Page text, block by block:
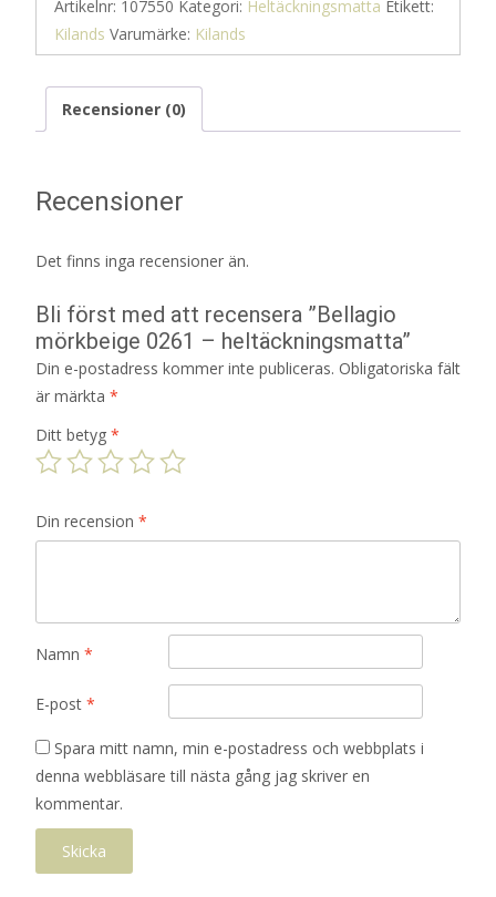
Artikelnr: 107550 Kategori: Heltäckningsmatta Etikett:
Kilands Varumärke: Kilands
Recensioner (0)
Recensioner
Det finns inga recensioner än.
Bli först med att recensera ”Bellagio
mörkbeige 0261 – heltäckningsmatta”
Din e-postadress kommer inte publiceras. Obligatoriska fält
är märkta *
Ditt betyg *
Din recension *
Namn *
E-post *
Spara mitt namn, min e-postadress och webbplats i
denna webbläsare till nästa gång jag skriver en
kommentar.